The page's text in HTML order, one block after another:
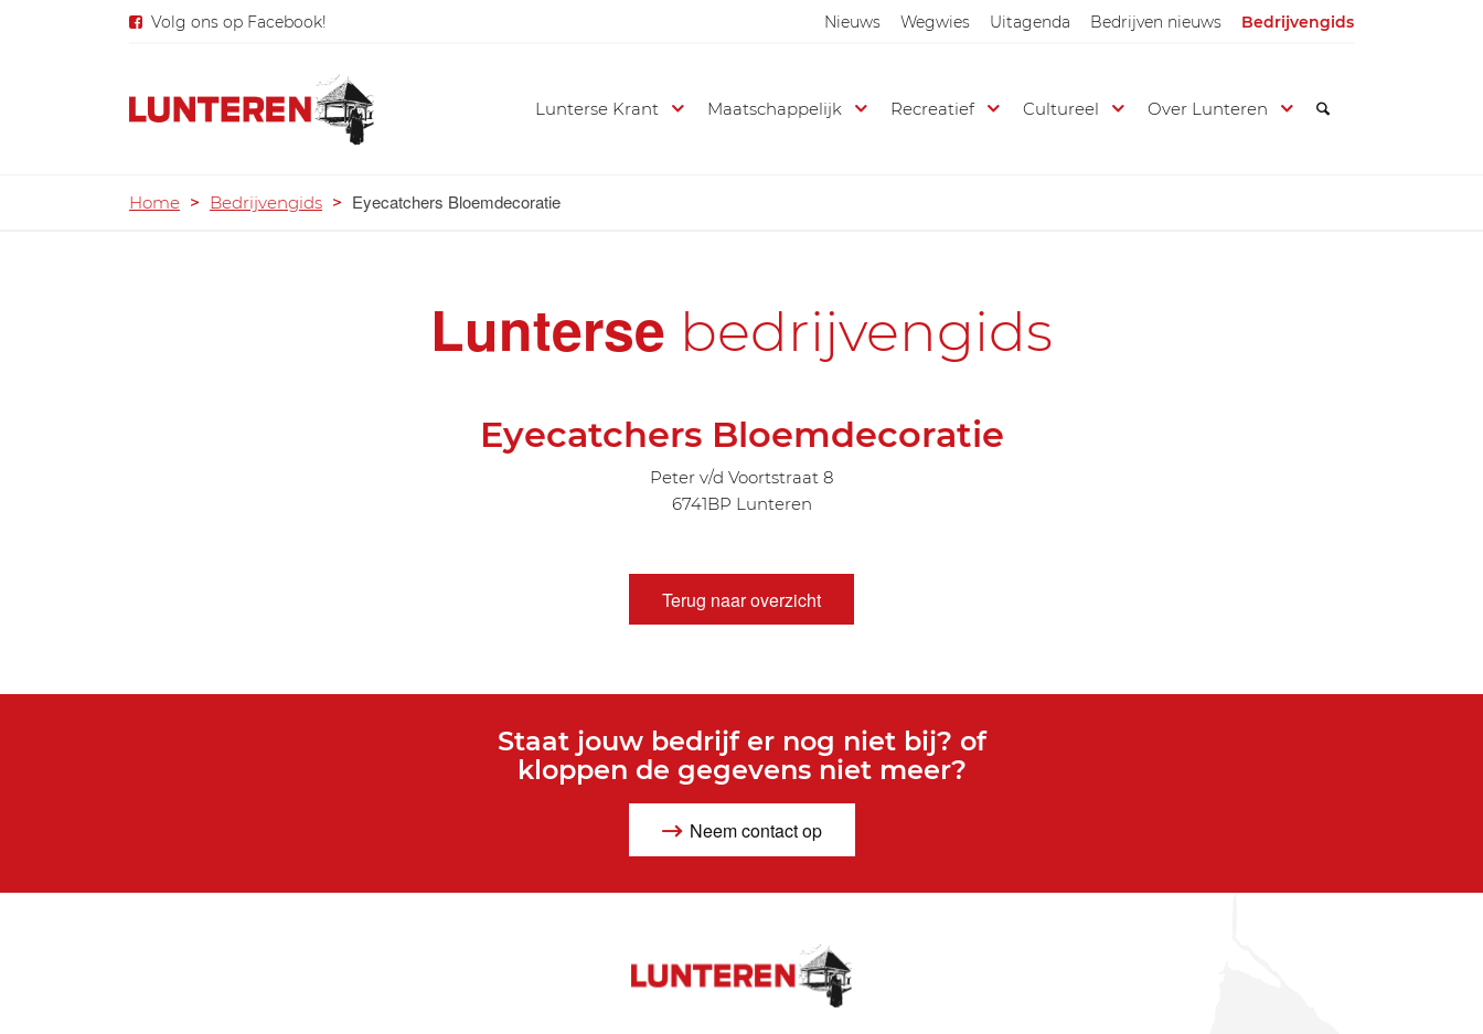
Nieuws Wegwies Uitagenda Bedrijven nieuws Bedrijvengids
Volg ons op Facebook!
Lunterse Krant Maatschappelijk Recreatief Cultureel Over Lunteren
Home > Bedrijvengids > Eyecatchers Bloemdecoratie
Lunterse bedrijvengids
Eyecatchers Bloemdecoratie
Peter v/d Voortstraat 8
6741BP Lunteren
Terug naar overzicht
Staat jouw bedrijf er nog niet bij? of
kloppen de gegevens niet meer?
Neem contact op